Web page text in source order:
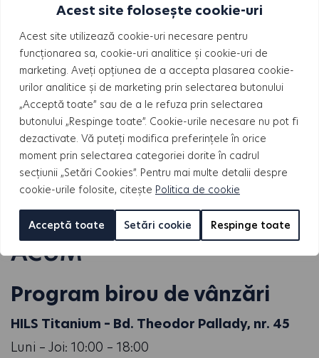
Acest site folosește cookie-uri
Acest site utilizează cookie-uri necesare pentru
funcționarea sa, cookie-uri analitice și cookie-uri de
marketing. Aveți opțiunea de a accepta plasarea cookie-
urilor analitice și de marketing prin selectarea butonului
„Acceptă toate” sau de a le refuza prin selectarea
butonului „Respinge toate”. Cookie-urile necesare nu pot fi
dezactivate. Vă puteți modifica preferințele în orice
moment prin selectarea categoriei dorite în cadrul
secțiunii „Setări Cookies”. Pentru mai multe detalii despre
cookie-urile folosite, citește Politica de cookie
Setări cookie Respinge toate
Acceptă toate
CONTACTEAZĂ-NE
ACUM
Program birou de vânzări
HILS Titanium – Bd. Theodor Pallady, nr. 45
Luni – Joi: 10:00 – 18:00